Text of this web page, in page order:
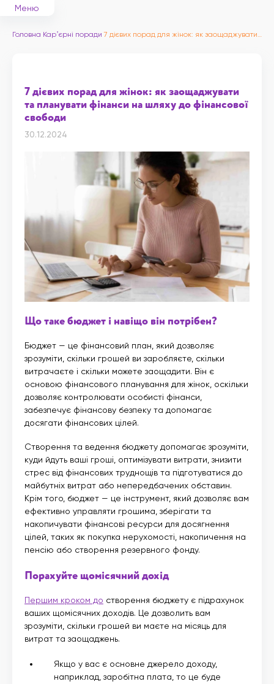
Меню
Головна Карʼєрні поради 7 дієвих порад для жінок: як заощаджувати та планувати фінанси на шляху до фінансової свободи
7 дієвих порад для жінок: як заощаджувати
та планувати фінанси на шляху до фінансової
свободи
30.12.2024
Що таке бюджет і навіщо він потрібен?
Бюджет — це фінансовий план, який дозволяє
зрозуміти, скільки грошей ви заробляєте, скільки
витрачаєте і скільки можете заощадити. Він є
основою фінансового планування для жінок, оскільки
дозволяє контролювати особисті фінанси,
забезпечує фінансову безпеку та допомагає
досягати фінансових цілей.
Створення та ведення бюджету допомагає зрозуміти,
куди йдуть ваші гроші, оптимізувати витрати, знизити
стрес від фінансових труднощів та підготуватися до
майбутніх витрат або непередбачених обставин.
Крім того, бюджет — це інструмент, який дозволяє вам
ефективно управляти грошима, зберігати та
накопичувати фінансові ресурси для досягнення
цілей, таких як покупка нерухомості, накопичення на
пенсію або створення резервного фонду.
Порахуйте щомісячний дохід
Першим кроком до створення бюджету є підрахунок
ваших щомісячних доходів. Це дозволить вам
зрозуміти, скільки грошей ви маєте на місяць для
витрат та заощаджень.
Якщо у вас є основне джерело доходу,
наприклад, заробітна плата, то це буде